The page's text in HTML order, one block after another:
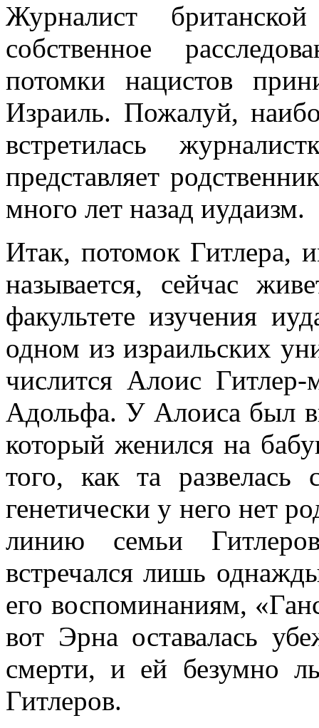
Журналист
собственное
потомки нацистов
Израиль. Пожалуй,
встретилась
представляет
много лет назад иудаизм.
Итак, потомок Гитлера,
называется, сейчас
факультете изучения
одном из израильских
числится Алоис
Адольфа. У Алоиса был
который женился на
того, как та
генетически у него нет
линию семьи
встречался лишь
его воспоминаниям,
вот Эрна оставалась
смерти, и ей безумно
Гитлеров.